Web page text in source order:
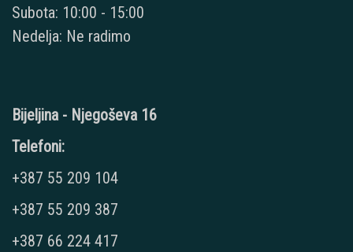
Subota: 10:00 - 15:00
Nedelja: Ne radimo
Bijeljina - Njegoševa 16
Telefoni:
+387 55 209 104
+387 55 209 387
+387 66 224 417